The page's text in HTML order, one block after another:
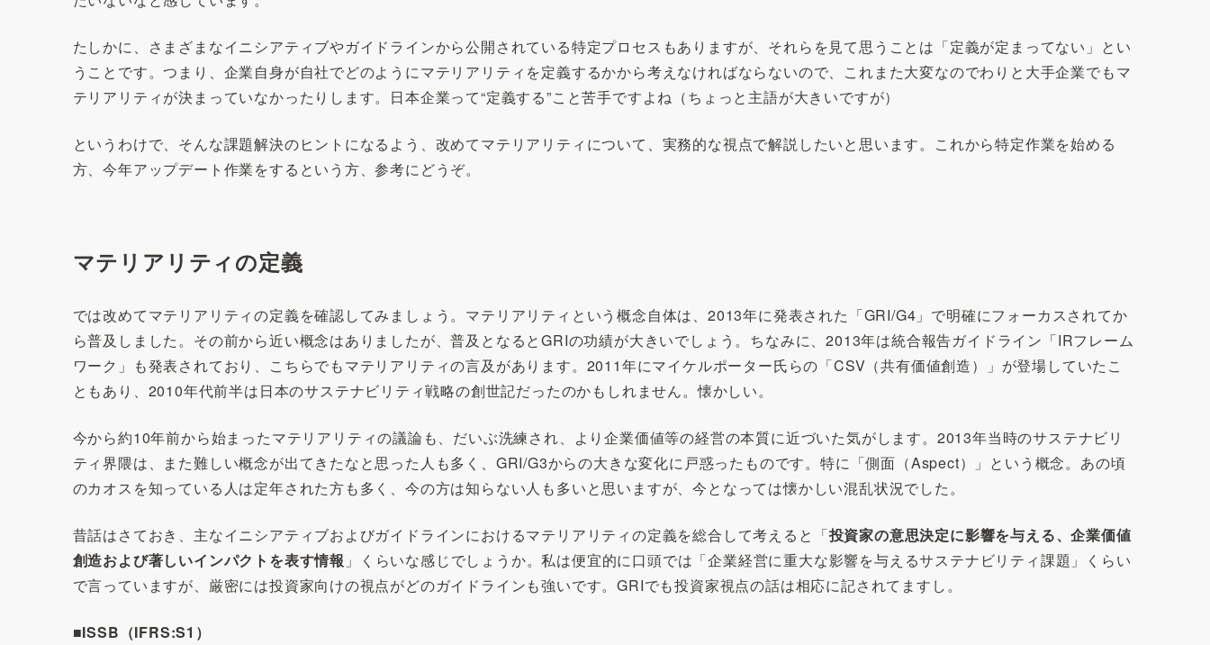
たしかに、さまざまなイニシアティブやガイドラインから公開されている特定プロセスもありますが、それらを見て思うことは「定義が定まってない」とい
うことです。つまり、企業自身が自社でどのようにマテリアリティを定義するかから考えなければならないので、これまた大変なのでわりと大手企業でもマ
テリアリティが決まっていなかったりします。日本企業って“定義する”こと苦手ですよね（ちょっと主語が大きいですが）
というわけで、そんな課題解決のヒントになるよう、改めてマテリアリティについて、実務的な視点で解説したいと思います。これから特定作業を始める
方、今年アップデート作業をするという方、参考にどうぞ。
マテリアリティの定義
では改めてマテリアリティの定義を確認してみましょう。マテリアリティという概念自体は、2013年に発表された「GRI/G4」で明確にフォーカスされてか
ら普及しました。その前から近い概念はありましたが、普及となるとGRIの功績が大きいでしょう。ちなみに、2013年は統合報告ガイドライン「IRフレーム
ワーク」も発表されており、こちらでもマテリアリティの言及があります。2011年にマイケルポーター氏らの「CSV（共有価値創造）」が登場していたこ
ともあり、2010年代前半は日本のサステナビリティ戦略の創世記だったのかもしれません。懐かしい。
今から約10年前から始まったマテリアリティの議論も、だいぶ洗練され、より企業価値等の経営の本質に近づいた気がします。2013年当時のサステナビリ
ティ界隈は、また難しい概念が出てきたなと思った人も多く、GRI/G3からの大きな変化に戸惑ったものです。特に「側面（Aspect）」という概念。あの頃
のカオスを知っている人は定年された方も多く、今の方は知らない人も多いと思いますが、今となっては懐かしい混乱状況でした。
昔話はさておき、主なイニシアティブおよびガイドラインにおけるマテリアリティの定義を総合して考えると「投資家の意思決定に影響を与える、企業価値
創造および著しいインパクトを表す情報 」くらいな感じでしょうか。私は便宜的に口頭では「企業経営に重大な影響を与えるサステナビリティ課題」くらい
で言っていますが、厳密には投資家向けの視点がどのガイドラインも強いです。GRIでも投資家視点の話は相応に記されてますし。
■ISSB（IFRS:S1）